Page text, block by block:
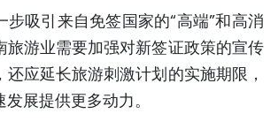
步吸引来自免签国家的“高端”和高消
旅游业需要加强对新签证政策的宣传
应延长旅游刺激计划的实施期限，
展提供更多动力。